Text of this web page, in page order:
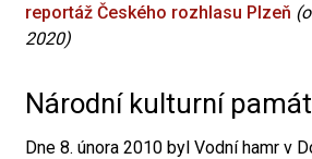
reportáž Českého rozhlasu Plzeň
2020)
Národní kulturní
Dne 8. února 2010 byl Vodní hamr v